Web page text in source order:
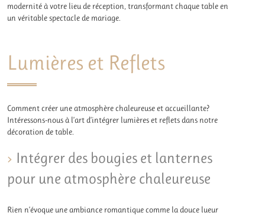
modernité à votre lieu de réception, transformant chaque table en
un véritable spectacle de mariage.
Lumières et Reflets
Comment créer une atmosphère chaleureuse et accueillante?
Intéressons-nous à l’art d’intégrer lumières et reflets dans notre
décoration de table.
Intégrer des bougies et lanternes
pour une atmosphère chaleureuse
Rien n’évoque une ambiance romantique comme la douce lueur